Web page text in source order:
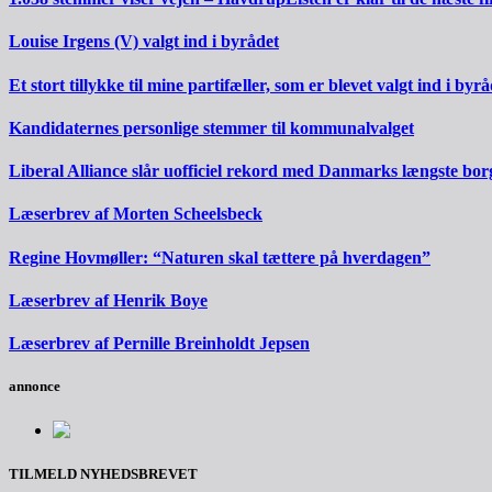
Louise Irgens (V) valgt ind i byrådet
Et stort tillykke til mine partifæller, som er blevet valgt ind i
Kandidaternes personlige stemmer til kommunalvalget
Liberal Alliance slår uofficiel rekord med Danmarks længste
Læserbrev af Morten Scheelsbeck
Regine Hovmøller: “Naturen skal tættere på hverdagen”
Læserbrev af Henrik Boye
Læserbrev af Pernille Breinholdt Jepsen
annonce
TILMELD NYHEDSBREVET